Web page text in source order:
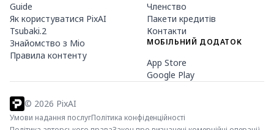
Guide
Як користуватися PixAI
Tsubaki.2
Знайомство з Mio
Правила контенту
Членство
Пакети кредитів
Контакти
МОБІЛЬНИЙ ДОДАТОК
App Store
Google Play
© 2026 PixAI
Умови надання послугПолітика конфіденційності